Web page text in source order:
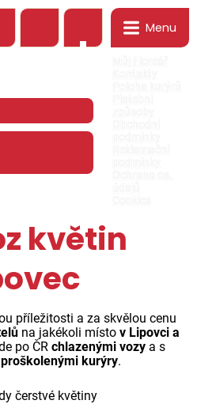
Menu
květin
příležitosti a za skvělou cenu
na jakékoli místo v Lipovci a
po ČR chlazenými vozy a s
kurýry.
čerstvé květiny